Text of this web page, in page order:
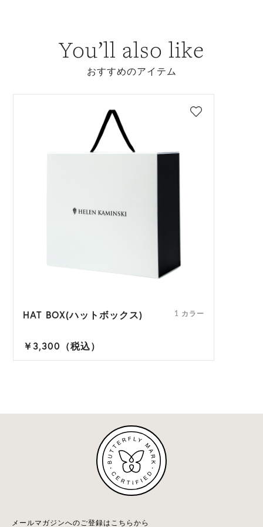
You’ll also like
おすすめのアイテム
HAT BOX(ハットボックス) 1 カラー
￥3,300（税込）
メールマガジンへのご登録はこちらから